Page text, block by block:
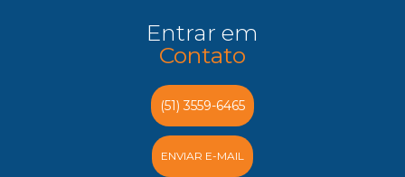
Entrar em
Contato
(51) 3559-6465
ENVIAR E-MAIL